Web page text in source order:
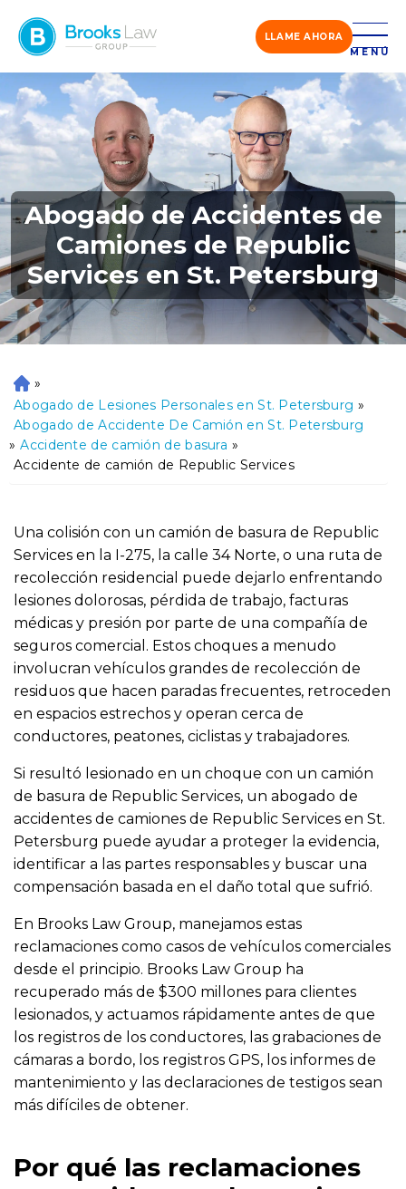
LLAME AHORA
MENÚ
Abogado de Accidentes de
Camiones de Republic
Services en St. Petersburg
Ini
ci
o
»
Abogado de Lesiones Personales en St. Petersburg »
Abogado de Accidente De Camión en St. Petersburg
» Accidente de camión de basura »
Accidente de camión de Republic Services
Una colisión con un camión de basura de Republic
Services en la I-275, la calle 34 Norte, o una ruta de
recolección residencial puede dejarlo enfrentando
lesiones dolorosas, pérdida de trabajo, facturas
médicas y presión por parte de una compañía de
seguros comercial. Estos choques a menudo
involucran vehículos grandes de recolección de
residuos que hacen paradas frecuentes, retroceden
en espacios estrechos y operan cerca de
conductores, peatones, ciclistas y trabajadores.
Si resultó lesionado en un choque con un camión
de basura de Republic Services, un abogado de
accidentes de camiones de Republic Services en St.
Petersburg puede ayudar a proteger la evidencia,
identificar a las partes responsables y buscar una
compensación basada en el daño total que sufrió.
En Brooks Law Group, manejamos estas
reclamaciones como casos de vehículos comerciales
desde el principio. Brooks Law Group ha
recuperado más de $300 millones para clientes
lesionados, y actuamos rápidamente antes de que
los registros de los conductores, las grabaciones de
cámaras a bordo, los registros GPS, los informes de
mantenimiento y las declaraciones de testigos sean
más difíciles de obtener.
Por qué las reclamaciones